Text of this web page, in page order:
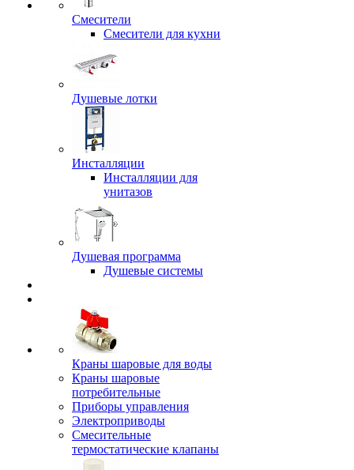
Смесители
Смесители для кухни
Душевые лотки
Инсталляции
Инсталляции для
унитазов
Душевая программа
Душевые системы
Краны шаровые для воды
Краны шаровые
потребительные
Приборы управления
Электроприводы
Смесительные
термостатические клапаны